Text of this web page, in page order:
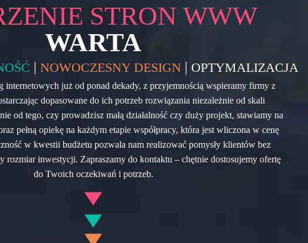
STRON WWW
WARTA
| NOWOCZESNY DESIGN | OPTYMALIZACJA
internetowych już od ponad dekady, z przyjemnością wspieramy firmy z
dopasowane do ich potrzeb rozwiązania niezależnie od skali
od tego, czy prowadzisz małą działalność czy duży projekt, stawiamy na
pełną opiekę na każdym etapie współpracy, która jest wliczona w cenę
w kwestii budżetu pozwala nam realizować pomysły klientów bez
rozmiar inwestycji. Zapraszamy do kontaktu – chętnie dostosujemy ofertę
do Twoich oczekiwań i potrzeb.